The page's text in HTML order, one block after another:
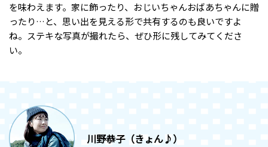
を味わえます。家に飾ったり、おじいちゃんおばあちゃんに贈
ったり…と、思い出を見える形で共有するのも良いですよ
ね。ステキな写真が撮れたら、ぜひ形に残してみてくださ
い。
川野恭子（きょん♪）